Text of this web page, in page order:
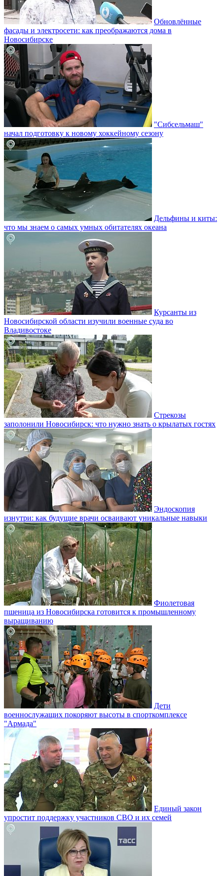
Обновлённые
фасады и электросети: как преображаются дома в
Новосибирске
"Сибсельмаш"
начал подготовку к новому хоккейному сезону
Дельфины и киты:
что мы знаем о самых умных обитателях океана
Курсанты из
Новосибирской области изучили военные суда во
Владивостоке
Стрекозы
заполонили Новосибирск: что нужно знать о крылатых гостях
Эндоскопия
изнутри: как будущие врачи осваивают уникальные навыки
Фиолетовая
пшеница из Новосибирска готовится к промышленному
выращиванию
Дети
военнослужащих покоряют высоты в спорткомплексе
"Армада"
Единый закон
упростит поддержку участников СВО и их семей